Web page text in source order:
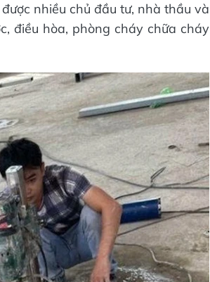
nhiều chủ đầu tư, nhà thầu và
điều hòa, phòng cháy chữa cháy